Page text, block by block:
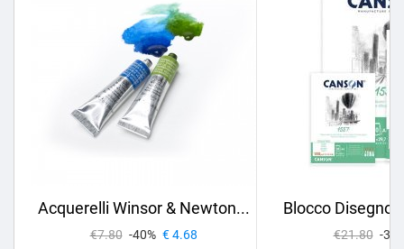
Acquerelli Winsor & Newton...
€7.80 -40% € 4.68
Blocco Disegno
€21.80 -